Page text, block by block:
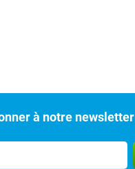
à notre newsletter